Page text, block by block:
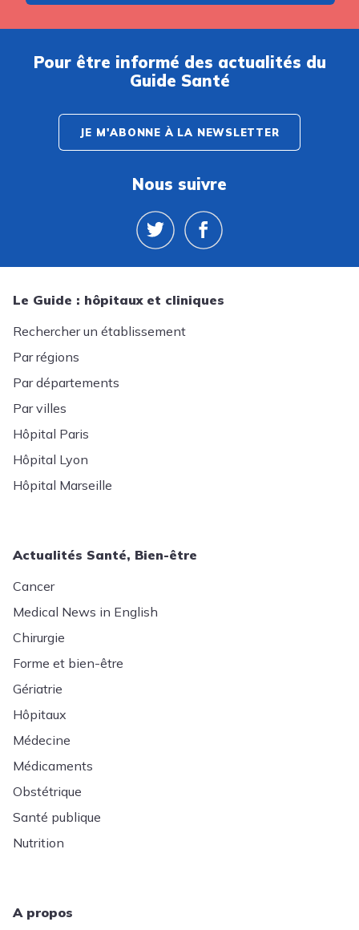
Pour être informé des actualités du
Guide Santé
JE M'ABONNE À LA NEWSLETTER
Nous suivre
Le Guide : hôpitaux et cliniques
Rechercher un établissement
Par régions
Par départements
Par villes
Hôpital Paris
Hôpital Lyon
Hôpital Marseille
Actualités Santé, Bien-être
Cancer
Medical News in English
Chirurgie
Forme et bien-être
Gériatrie
Hôpitaux
Médecine
Médicaments
Obstétrique
Santé publique
Nutrition
A propos